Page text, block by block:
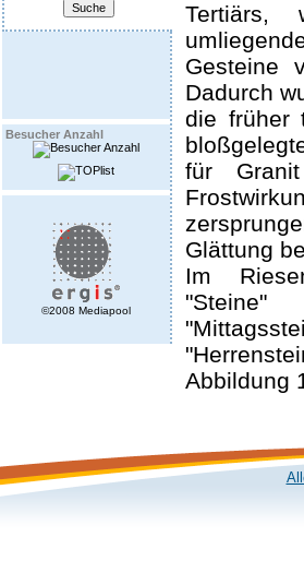
Besucher Anzahl
©2008 Mediapool
Gesteine
Dadurch
die früher
für
Glättung
Im
Abbildung